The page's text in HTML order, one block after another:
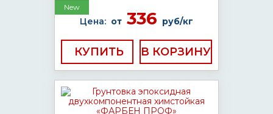
New
Цена: от 336 руб/кг
КУПИТЬ